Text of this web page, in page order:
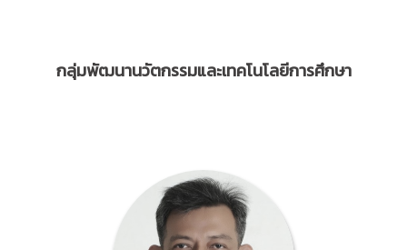
กลุ่มพัฒนานวัตกรรมและเทคโนโลยีการศึกษา